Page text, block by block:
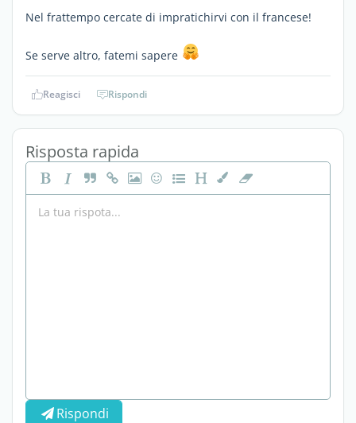
Nel frattempo cercate di impratichirvi con il francese!
Se serve altro, fatemi sapere
Reagisci Rispondi
Risposta rapida
Rispondi